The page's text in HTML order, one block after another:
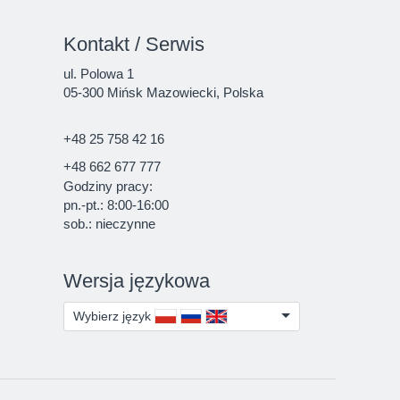
Kontakt / Serwis
ul. Polowa 1
05-300 Mińsk Mazowiecki, Polska
+48 25 758 42 16
+48 662 677 777
Godziny pracy:
pn.-pt.: 8:00-16:00
sob.: nieczynne
Wersja językowa
Wybierz język